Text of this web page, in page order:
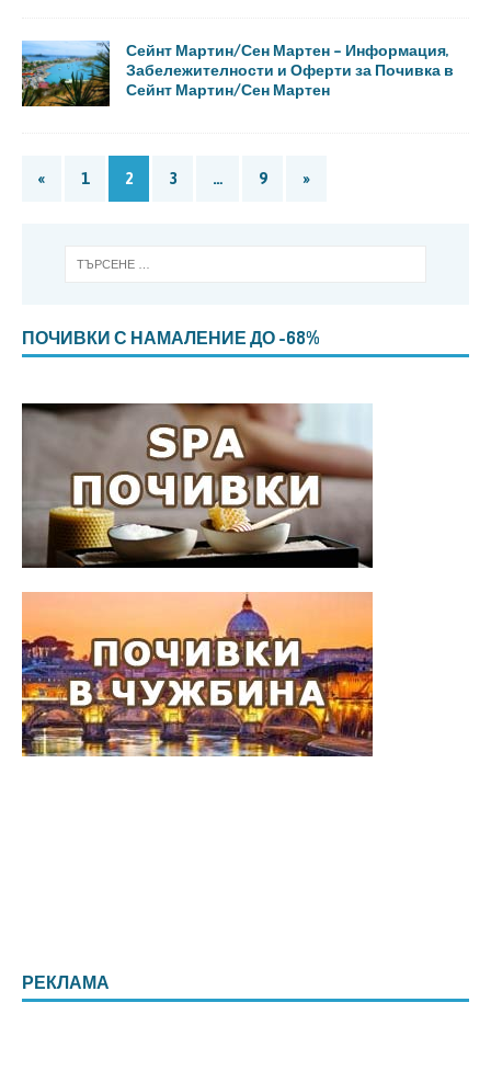
Сейнт Мартин/Сен Мартен – Информация,
Забележителности и Оферти за Почивка в
Сейнт Мартин/Сен Мартен
« 1 2 3 … 9 »
ПОЧИВКИ С НАМАЛЕНИЕ ДО -68%
РЕКЛАМА